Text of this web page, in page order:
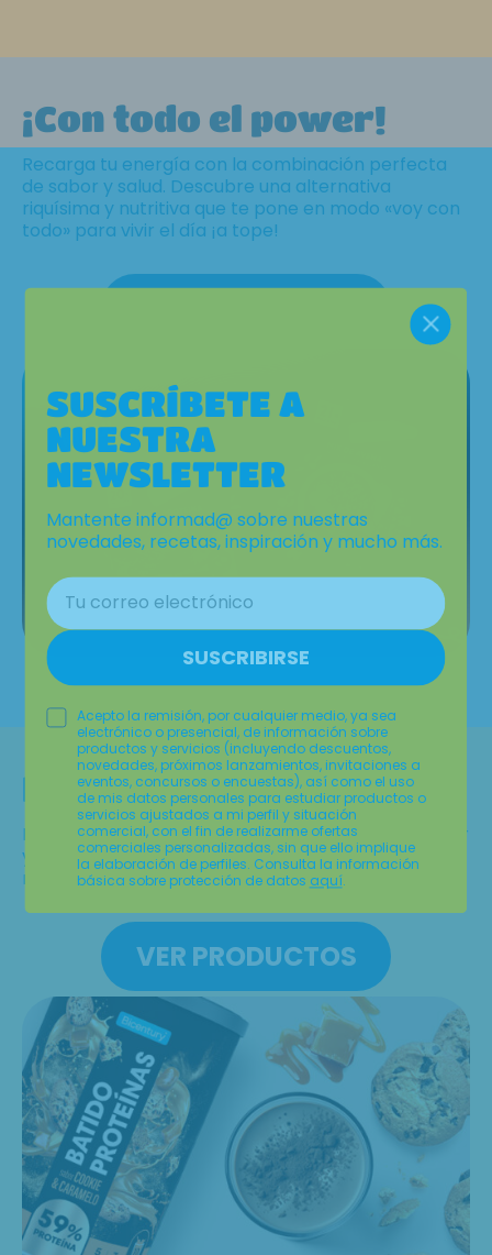
¡Con todo el power!
Recarga tu energía con la combinación perfecta
de sabor y salud. Descubre una alternativa
riquísima y nutritiva que te pone en modo «voy con
todo» para vivir el día ¡a tope!
Power y Sabor
Batidos ricos en proteína perfectos para mantener
y desarrollar lamasa muscular. ¡Dale power a tu
rutina!
VER PRODUCTOS
SUSCRÍBETE A
NUESTRA
NEWSLETTER
Mantente informad@ sobre nuestras
novedades, recetas, inspiración y mucho más.
aquí.
SUSCRIBIRSE
Acepto la remisión, por cualquier medio, ya sea
electrónico o presencial, de información sobre
productos y servicios (incluyendo descuentos,
novedades, próximos lanzamientos, invitaciones a
eventos, concursos o encuestas), así como el uso
de mis datos personales para estudiar productos o
servicios ajustados a mi perfil y situación
comercial, con el fin de realizarme ofertas
comerciales personalizadas, sin que ello implique
la elaboración de perfiles. Consulta la información
básica sobre protección de datos aquí.